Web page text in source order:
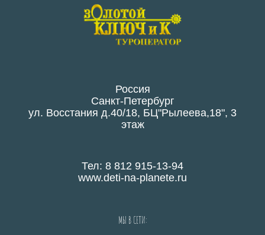
Россия
Санкт-Петербург
ул. Восстания д.40/18, БЦ"Рылеева,18", 3
этаж
Тел: 8 812 915-13-94
www.deti-na-planete.ru
МЫ В СЕТИ: